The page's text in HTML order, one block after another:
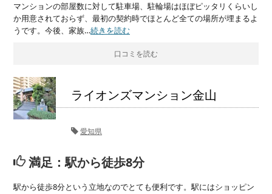
マンションの部屋数に対して駐車場、駐輪場はほぼピッタリくらいし
か用意されておらず、最初の契約時でほとんど全ての場所が埋まるよ
うです。今後、家族…続きを読む
口コミを読む
ライオンズマンション金山
愛知県
満足：駅から徒歩8分
駅から徒歩8分という立地なのでとても便利です。駅にはショッピン